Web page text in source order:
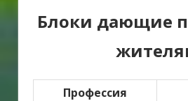
Блоки дающие
Профессия